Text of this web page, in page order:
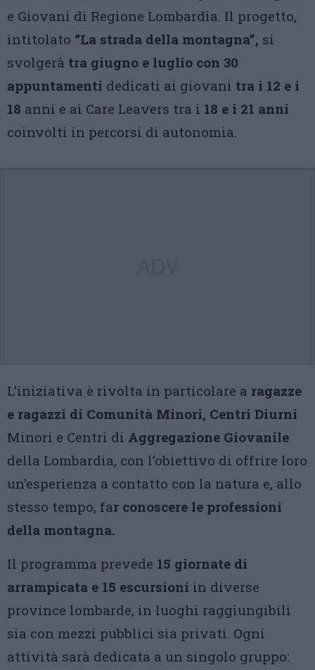
e Giovani di Regione Lombardia. Il progetto,
intitolato “La strada della montagna”, si
svolgerà tra giugno e luglio con 30
appuntamenti dedicati ai giovani tra i 12 e i
18 anni e ai Care Leavers tra i 18 e i 21 anni
coinvolti in percorsi di autonomia.
L’iniziativa è rivolta in particolare a ragazze
e ragazzi di Comunità Minori, Centri Diurni
Minori e Centri di Aggregazione Giovanile
della Lombardia, con l’obiettivo di offrire loro
un’esperienza a contatto con la natura e, allo
stesso tempo, far conoscere le professioni
della montagna.
Il programma prevede 15 giornate di
arrampicata e 15 escursioni in diverse
province lombarde, in luoghi raggiungibili
sia con mezzi pubblici sia privati. Ogni
attività sarà dedicata a un singolo gruppo: